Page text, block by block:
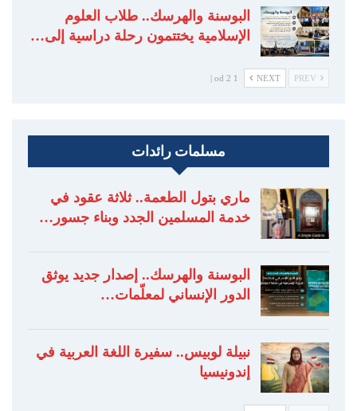
البوسنة والهرسك.. طلاب العلوم
الإسلامية يختتمون رحلة دراسية إلى…
NEXT
1 od 2 |
مسلمات رائدات
ماري بتول الطعمة.. ثلاثة عقود في
خدمة المسلمين الجدد وبناء جسور…
البوسنة والهرسك.. إصدار جديد يوثق
الدور الإنساني لمعلّمات…
نبيلة لوبيس.. سفيرة اللغة العربية في
إندونيسيا